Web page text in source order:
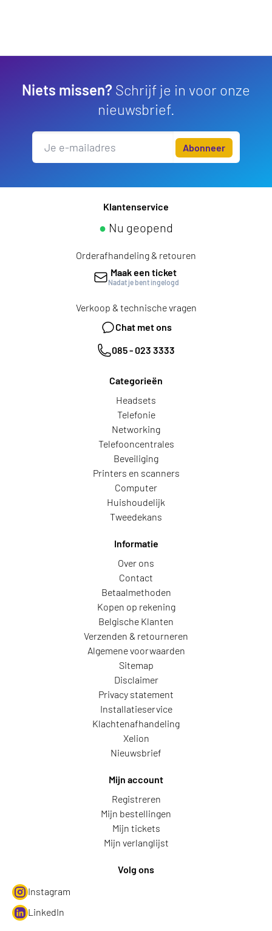
Niets missen? Schrijf je in voor onze
nieuwsbrief.
Abonneer
Klantenservice
● Nu geopend
Orderafhandeling & retouren
Maak een ticket
Nadat je bent ingelogd
Verkoop & technische vragen
Chat met ons
085 - 023 3333
Categorieën
Headsets
Telefonie
Networking
Telefooncentrales
Beveiliging
Printers en scanners
Computer
Huishoudelijk
Tweedekans
Informatie
Over ons
Contact
Betaalmethoden
Kopen op rekening
Belgische Klanten
Verzenden & retourneren
Algemene voorwaarden
Sitemap
Disclaimer
Privacy statement
Installatieservice
Klachtenafhandeling
Xelion
Nieuwsbrief
Mijn account
Registreren
Mijn bestellingen
Mijn tickets
Mijn verlanglijst
Volg ons
Instagram
LinkedIn